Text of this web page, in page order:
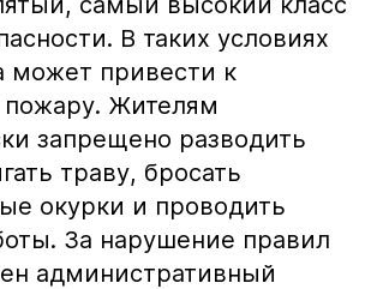
В таких условиях
может привести к
пожару. Жителям
запрещено разводить
траву, бросать
окурки и проводить
За нарушение правил
административный